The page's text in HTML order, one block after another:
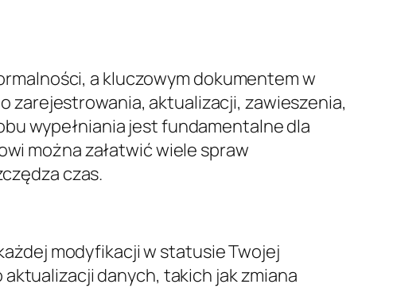
a kluczowym dokumentem w
zarejestrowania, aktualizacji, zawieszenia,
wypełniania jest fundamentalne dla
można załatwić wiele spraw
czas.
modyfikacji w statusie Twojej
aktualizacji danych, takich jak zmiana